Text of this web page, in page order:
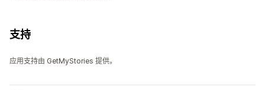
支持
应用支持由 GetMyStories 提供。